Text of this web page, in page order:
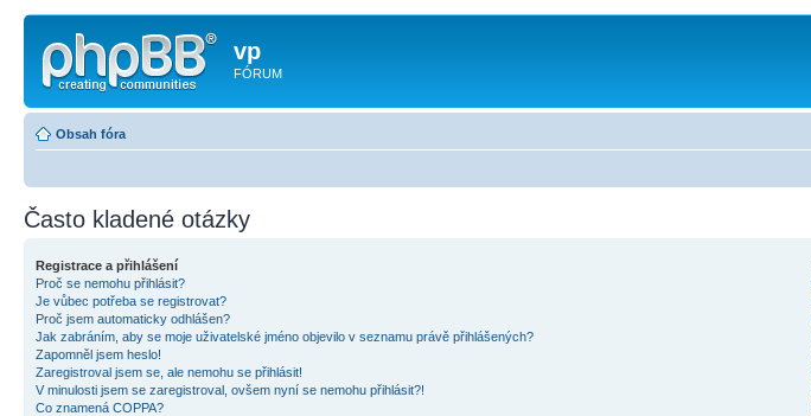
vp
FÓRUM
Obsah fóra
Často kladené otázky
Registrace a přihlášení
Proč se nemohu přihlásit?
Je vůbec potřeba se registrovat?
Proč jsem automaticky odhlášen?
Jak zabráním, aby se moje uživatelské jméno objevilo v seznamu právě přihlášených?
Zapomněl jsem heslo!
Zaregistroval jsem se, ale nemohu se přihlásit!
V minulosti jsem se zaregistroval, ovšem nyní se nemohu přihlásit?!
Co znamená COPPA?